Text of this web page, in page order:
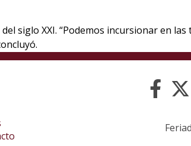
siglo XXI. “Podemos incursionar en